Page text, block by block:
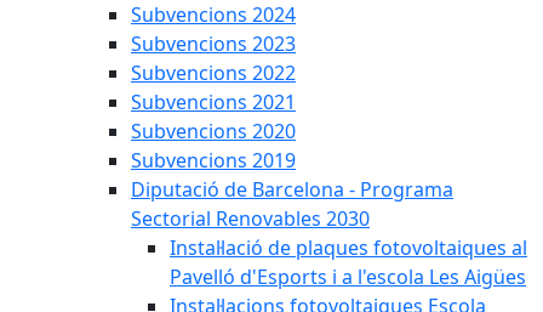
Subvencions 2024
Subvencions 2023
Subvencions 2022
Subvencions 2021
Subvencions 2020
Subvencions 2019
Diputació de Barcelona - Programa
Sectorial Renovables 2030
Instal·lació de plaques fotovoltaiques al
Pavelló d'Esports i a l'escola Les Aigües
Instal·lacions fotovoltaiques Escola